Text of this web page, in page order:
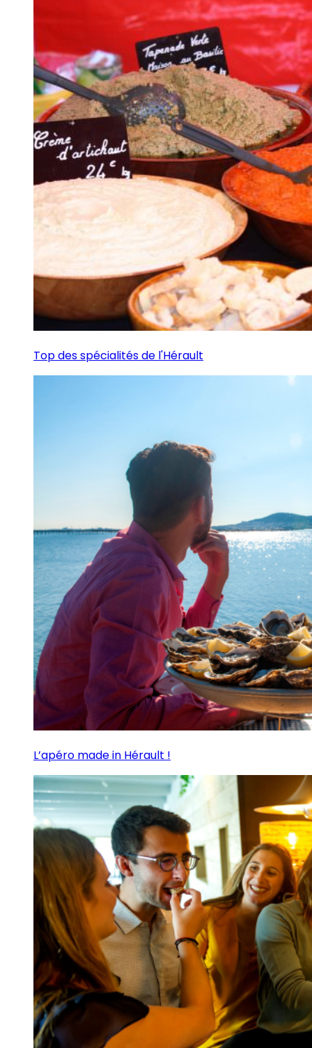
Top des spécialités de l'Hérault
L’apéro made in Hérault !